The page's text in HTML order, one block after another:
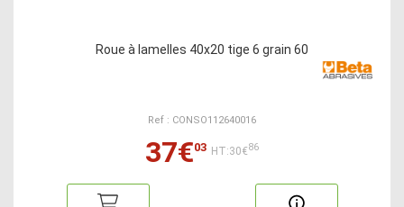
Roue à lamelles 40x20 tige 6 grain 60
Ref : CONSO112640016
37€03 HT:30€86